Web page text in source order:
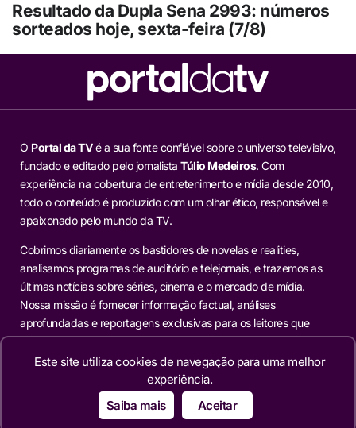
Resultado da Dupla Sena 2993: números
sorteados hoje, sexta-feira (7/8)
O Portal da TVé a sua fonte confiável sobre o universo televisivo,
fundado e editado pelo jornalista Túlio Medeiros. Com
experiência na cobertura de entretenimento e mídia desde 2010,
todo o conteúdo é produzido com um olhar ético, responsável e
apaixonado pelo mundo da TV.
Cobrimos diariamente os bastidores de novelas e realities,
analisamos programas de auditório e telejornais, e trazemos as
últimas notícias sobre séries, cinema e o mercado de mídia.
Nossa missão é fornecer informação factual, análises
aprofundadas e reportagens exclusivas para os leitores que
buscam mais do que o óbvio.
Este site utiliza cookies de navegação para uma melhor
experiência.
Saiba mais
Aceitar